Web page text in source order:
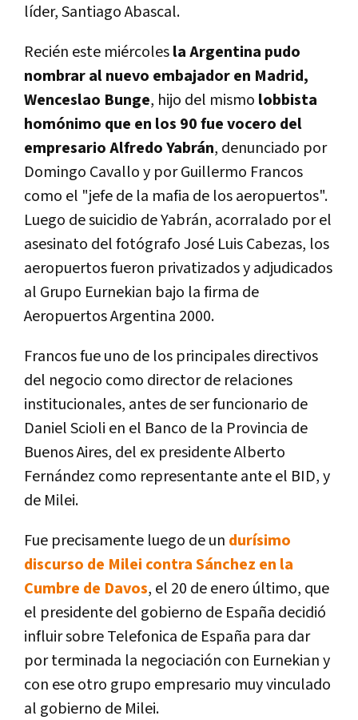
líder, Santiago Abascal.
Recién este miércolesla Argentina pudo
nombrar al nuevo embajador en Madrid,
Wenceslao Bunge, hijo del mismo lobbista
homónimo que en los 90 fue vocero del
empresario Alfredo Yabrán, denunciado por
Domingo Cavallo y por Guillermo Francos
como el "jefe de la mafia de los aeropuertos".
Luego de suicidio de Yabrán, acorralado por el
asesinato del fotógrafo José Luis Cabezas, los
aeropuertos fueron privatizados y adjudicados
al Grupo Eurnekian bajo la firma de
Aeropuertos Argentina 2000.
Francos fue uno de los principales directivos
del negocio como director de relaciones
institucionales, antes de ser funcionario de
Daniel Scioli en el Banco de la Provincia de
Buenos Aires, del ex presidente Alberto
Fernández como representante ante el BID, y
de Milei.
Fue precisamente luego de un durísimo
discurso de Milei contra Sánchez en la
Cumbre de Davos, el 20 de enero último, que
el presidente del gobierno de España decidió
influir sobre Telefonica de España para dar
por terminada la negociación con Eurnekian y
con ese otro grupo empresario muy vinculado
al gobierno de Milei.